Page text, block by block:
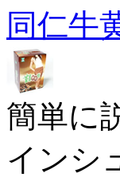
同仁牛
簡単に
インシ